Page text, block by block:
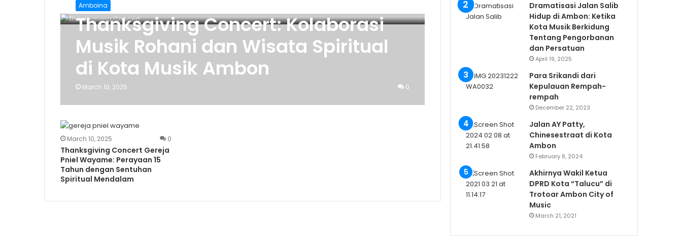
Amboina
Thanksgiving Concert: Kolaborasi
Musik Rohani dan Wisata Spiritual
di Kota Musik Ambon
March 10, 2025 0
March 10, 2025 0
Thanksgiving Concert Gereja
Pniel Wayame: Perayaan 15
Tahun dengan Sentuhan
Spiritual Mendalam
Dramatisasi Jalan Salib
Hidup di Ambon: Ketika
Kota Musik Berkidung
Tentang Pengorbanan
dan Persatuan
April 19, 2025
Para Srikandi dari
Kepulauan Rempah-
rempah
December 22, 2023
Jalan AY Patty,
Chinesestraat di Kota
Ambon
February 8, 2024
Akhirnya Wakil Ketua
DPRD Kota “Talucu” di
Trotoar Ambon City of
Music
March 21, 2021